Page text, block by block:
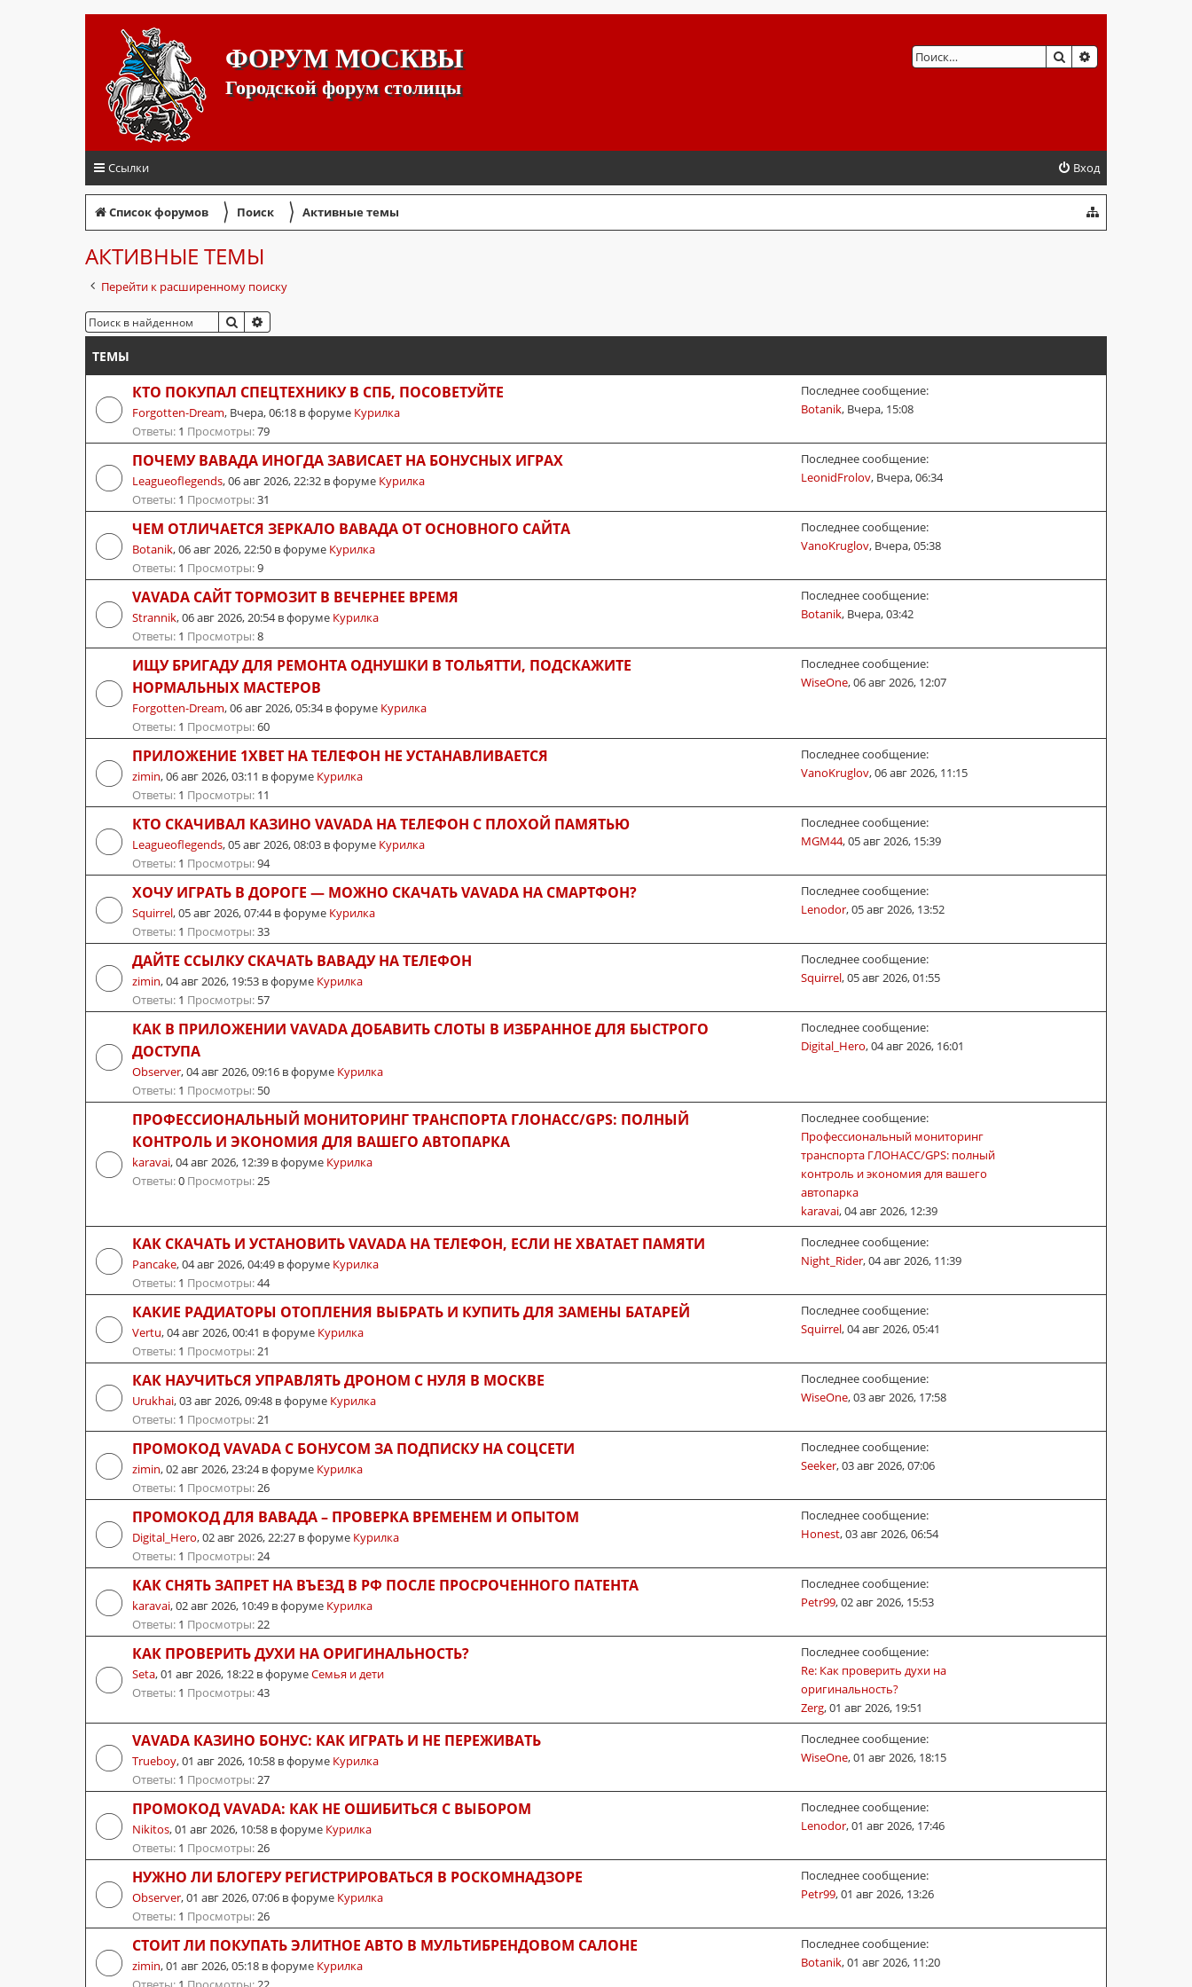
ФОРУМ МОСКВЫ
Городской форум столицы
ПОИСК
Ссылки Вход
Список форумов 〉 Поиск 〉 Активные темы
АКТИВНЫЕ ТЕМЫ
Перейти к расширенному поиску
ПОИСК
ТЕМЫ
КТО ПОКУПАЛ СПЕЦТЕХНИКУ В СПБ, ПОСОВЕТУЙТЕ
Forgotten-Dream, Вчера, 06:18 в форуме Курилка
Ответы: 1 Просмотры:79
Последнее сообщение:
Botanik, Вчера, 15:08
ПОЧЕМУ ВАВАДА ИНОГДА ЗАВИСАЕТ НА БОНУСНЫХ ИГРАХ
Leagueoflegends,06 авг 2026, 22:32 в форуме Курилка
Ответы: 1 Просмотры:31
Последнее сообщение:
LeonidFrolov, Вчера, 06:34
ЧЕМ ОТЛИЧАЕТСЯ ЗЕРКАЛО ВАВАДА ОТ ОСНОВНОГО САЙТА
Botanik,06 авг 2026, 22:50 в форуме Курилка
Ответы: 1 Просмотры:9
Последнее сообщение:
VanoKruglov, Вчера, 05:38
VAVADA САЙТ ТОРМОЗИТ В ВЕЧЕРНЕЕ ВРЕМЯ
Strannik,06 авг 2026, 20:54в форуме Курилка
Ответы: 1 Просмотры:8
Последнее сообщение:
Botanik, Вчера, 03:42
ИЩУ БРИГАДУ ДЛЯ РЕМОНТА ОДНУШКИ В ТОЛЬЯТТИ, ПОДСКАЖИТЕ
НОРМАЛЬНЫХ МАСТЕРОВ
Forgotten-Dream,06 авг 2026, 05:34в форуме Курилка
Ответы: 1 Просмотры:60
Последнее сообщение:
WiseOne,06 авг 2026, 12:07
ПРИЛОЖЕНИЕ 1XBET НА ТЕЛЕФОН НЕ УСТАНАВЛИВАЕТСЯ
zimin,06 авг 2026, 03:11 в форуме Курилка
Ответы: 1 Просмотры: 11
Последнее сообщение:
VanoKruglov,06 авг 2026, 11:15
КТО СКАЧИВАЛ КАЗИНО VAVADA НА ТЕЛЕФОН С ПЛОХОЙ ПАМЯТЬЮ
Leagueoflegends,05 авг 2026, 08:03 в форуме Курилка
Ответы: 1 Просмотры:94
Последнее сообщение:
MGM44,05 авг 2026, 15:39
ХОЧУ ИГРАТЬ В ДОРОГЕ — МОЖНО СКАЧАТЬ VAVADA НА СМАРТФОН?
Squirrel,05 авг 2026, 07:44в форуме Курилка
Ответы: 1 Просмотры:33
Последнее сообщение:
Lenodor,05 авг 2026, 13:52
ДАЙТЕ ССЫЛКУ СКАЧАТЬ ВАВАДУ НА ТЕЛЕФОН
zimin,04 авг 2026, 19:53 в форуме Курилка
Ответы: 1 Просмотры: 57
Последнее сообщение:
Squirrel,05 авг 2026, 01:55
КАК В ПРИЛОЖЕНИИ VAVADA ДОБАВИТЬ СЛОТЫ В ИЗБРАННОЕ ДЛЯ БЫСТРОГО
ДОСТУПА
Observer,04 авг 2026, 09:16 в форуме Курилка
Ответы: 1 Просмотры: 50
Последнее сообщение:
Digital_Hero,04 авг 2026, 16:01
ПРОФЕССИОНАЛЬНЫЙ МОНИТОРИНГ ТРАНСПОРТА ГЛОНАСС/GPS: ПОЛНЫЙ
КОНТРОЛЬ И ЭКОНОМИЯ ДЛЯ ВАШЕГО АВТОПАРКА
karavai,04 авг 2026, 12:39 в форуме Курилка
Ответы:0 Просмотры:25
Последнее сообщение:
Профессиональный мониторинг
транспорта ГЛОНАСС/GPS: полный
контроль и экономия для вашего
автопарка
karavai,04 авг 2026, 12:39
КАК СКАЧАТЬ И УСТАНОВИТЬ VAVADA НА ТЕЛЕФОН, ЕСЛИ НЕ ХВАТАЕТ ПАМЯТИ
Pancake,04 авг 2026, 04:49 в форуме Курилка
Ответы: 1 Просмотры:44
Последнее сообщение:
Night_Rider,04 авг 2026, 11:39
КАКИЕ РАДИАТОРЫ ОТОПЛЕНИЯ ВЫБРАТЬ И КУПИТЬ ДЛЯ ЗАМЕНЫ БАТАРЕЙ
Vertu,04 авг 2026, 00:41 в форуме Курилка
Ответы: 1 Просмотры:21
Последнее сообщение:
Squirrel,04 авг 2026, 05:41
КАК НАУЧИТЬСЯ УПРАВЛЯТЬ ДРОНОМ С НУЛЯ В МОСКВЕ
Urukhai,03 авг 2026, 09:48 в форуме Курилка
Ответы: 1 Просмотры:21
Последнее сообщение:
WiseOne,03 авг 2026, 17:58
ПРОМОКОД VAVADA С БОНУСОМ ЗА ПОДПИСКУ НА СОЦСЕТИ
zimin,02 авг 2026, 23:24в форуме Курилка
Ответы: 1 Просмотры:26
Последнее сообщение:
Seeker,03 авг 2026, 07:06
ПРОМОКОД ДЛЯ ВАВАДА – ПРОВЕРКА ВРЕМЕНЕМ И ОПЫТОМ
Digital_Hero,02 авг 2026, 22:27 в форуме Курилка
Ответы: 1 Просмотры:24
Последнее сообщение:
Honest,03 авг 2026, 06:54
КАК СНЯТЬ ЗАПРЕТ НА ВЪЕЗД В РФ ПОСЛЕ ПРОСРОЧЕННОГО ПАТЕНТА
karavai,02 авг 2026, 10:49 в форуме Курилка
Ответы: 1 Просмотры:22
Последнее сообщение:
Petr99,02 авг 2026, 15:53
КАК ПРОВЕРИТЬ ДУХИ НА ОРИГИНАЛЬНОСТЬ?
Seta,01 авг 2026, 18:22 в форумеСемья и дети
Ответы: 1 Просмотры:43
Последнее сообщение:
Re: Как проверить духи на
оригинальность?
Zerg,01 авг 2026, 19:51
VAVADA КАЗИНО БОНУС: КАК ИГРАТЬ И НЕ ПЕРЕЖИВАТЬ
Trueboy,01 авг 2026, 10:58 в форуме Курилка
Ответы: 1 Просмотры:27
Последнее сообщение:
WiseOne,01 авг 2026, 18:15
ПРОМОКОД VAVADA: КАК НЕ ОШИБИТЬСЯ С ВЫБОРОМ
Nikitos,01 авг 2026, 10:58 в форуме Курилка
Ответы: 1 Просмотры:26
Последнее сообщение:
Lenodor,01 авг 2026, 17:46
НУЖНО ЛИ БЛОГЕРУ РЕГИСТРИРОВАТЬСЯ В РОСКОМНАДЗОРЕ
Observer,01 авг 2026, 07:06 в форуме Курилка
Ответы: 1 Просмотры:26
Последнее сообщение:
Petr99,01 авг 2026, 13:26
СТОИТ ЛИ ПОКУПАТЬ ЭЛИТНОЕ АВТО В МУЛЬТИБРЕНДОВОМ САЛОНЕ
zimin,01 авг 2026, 05:18 в форуме Курилка
Последнее сообщение:
Botanik,01 авг 2026, 11:20